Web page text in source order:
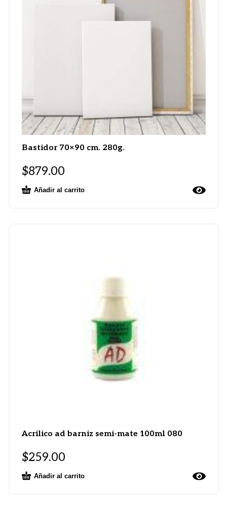
Bastidor 70×90 cm. 280g.
$879.00
Añadir al carrito
Acrilico ad barniz semi-mate 100ml 080
$259.00
Añadir al carrito